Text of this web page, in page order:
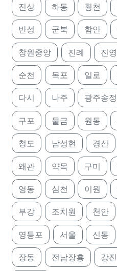
진상 하동 횡천
반성 군북 함안
창원중앙 진례 진영
순천 목포 일로
다시 나주 광주송정
구포 물금 원동
청도 남성현 경산
왜관 약목 구미
영동 심천 이원
부강 조치원 천안
영등포 서울 신동
장동 전남장흥 강진